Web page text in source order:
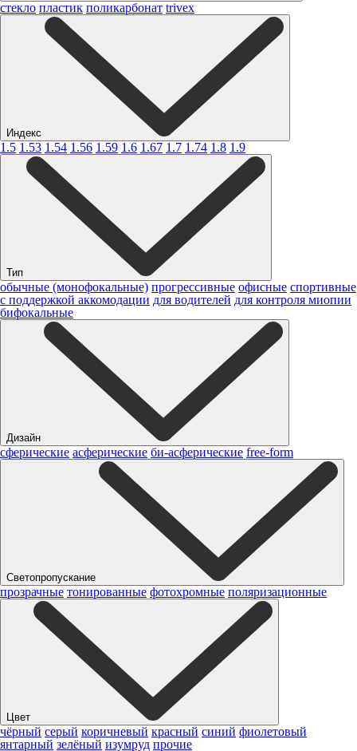
стекло пластик поликарбонат trivex
Индекс
1.5 1.53 1.54 1.56 1.59 1.6 1.67 1.7 1.74 1.8 1.9
Тип
обычные (монофокальные) прогрессивные офисные спортивные
с поддержкой аккомодации для водителей для контроля миопии
бифокальные
Дизайн
сферические асферические би-асферические free-form
Светопропускание
прозрачные тонированные фотохромные поляризационные
Цвет
чёрный серый коричневый красный синий фиолетовый
янтарный зелёный изумруд прочие